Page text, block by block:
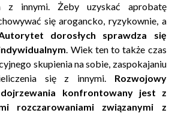
z innymi. Żeby uzyskać aprobatę
się arogancko, ryzykownie, a
dorosłych sprawdza się
. Wiek ten to także czas
skupienia na sobie, zaspokajaniu
się z innymi. Rozwojowy
konfrontowany jest z
rozczarowaniami związanymi z